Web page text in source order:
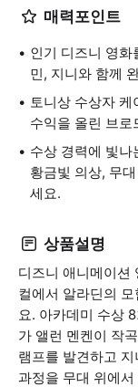
매력포인트
인기 디즈니 영화
민, 지니와 함께
토니상 수상자
수익을 올린 브로
수상 경력에 빛나
황금빛 의상, 무
세요.
상품설명
디즈니 애니메이션
컬에서 알라딘의
요. 아카데미 수상
가 앨런 멘켄이 작
램프를 발견하고
과정을 무대 위에